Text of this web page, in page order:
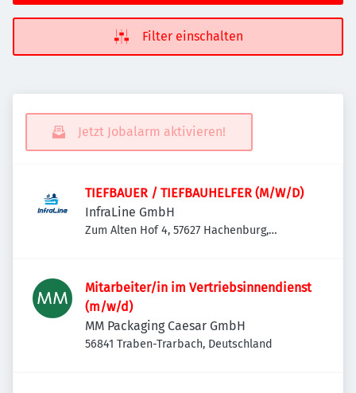
Filter einschalten
Jetzt Jobalarm aktivieren!
TIEFBAUER / TIEFBAUHELFER (M/W/D)
InfraLine GmbH
Zum Alten Hof 4, 57627 Hachenburg,
Mitarbeiter/in im Vertriebsinnendienst
(m/w/d)
MM Packaging Caesar GmbH
56841 Traben-Trarbach, Deutschland